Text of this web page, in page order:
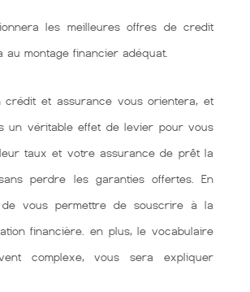
les meilleures offres de credit
au montage financier adéquat.
crédit et assurance vous orientera, et
un véritable effet de levier pour vous
taux et votre assurance de prêt la
perdre les garanties offertes. En
de vous permettre de souscrire à la
financière. en plus, le vocabulaire
complexe, vous sera expliquer